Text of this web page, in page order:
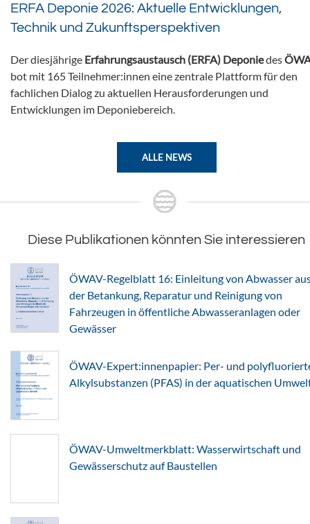
ERFA Deponie 2026: Aktuelle Entwicklungen,
Technik und Zukunftsperspektiven
Der diesjährige Erfahrungsaustausch (ERFA) Deponiedes
bot mit 165 Teilnehmer:innen eine zentrale Plattform für den
fachlichen Dialog zu aktuellen Herausforderungen und
Entwicklungen im Deponiebereich.
ALLE NEWS
Diese Publikationen könnten Sie interessieren
ÖWAV-Regelblatt 16: Einleitung von Abwasser
der Betankung, Reparatur und Reinigung von
Fahrzeugen in öffentliche Abwasseranlagen oder
Gewässer
ÖWAV-Expert:innenpapier: Per- und
Alkylsubstanzen (PFAS) in der aquatischen
ÖWAV-Umweltmerkblatt: Wasserwirtschaft und
Gewässerschutz auf Baustellen